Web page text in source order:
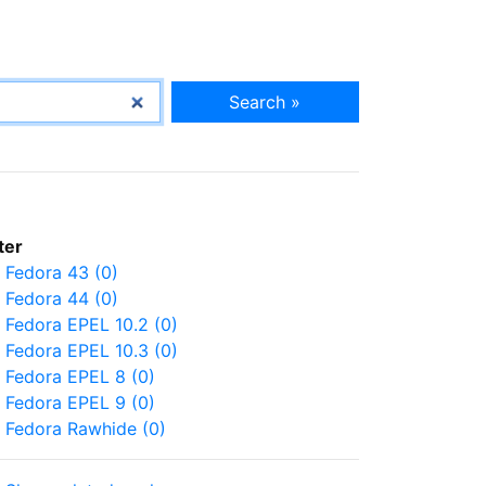
Search »
Fedora 43 (0)
Fedora 44 (0)
Fedora EPEL 10.2 (0)
Fedora EPEL 10.3 (0)
Fedora EPEL 8 (0)
Fedora EPEL 9 (0)
Fedora Rawhide (0)